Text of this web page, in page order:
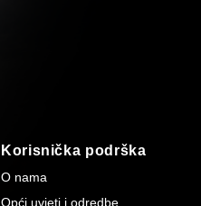
Korisnička podrška
O nama
Opći uvjeti i odredbe